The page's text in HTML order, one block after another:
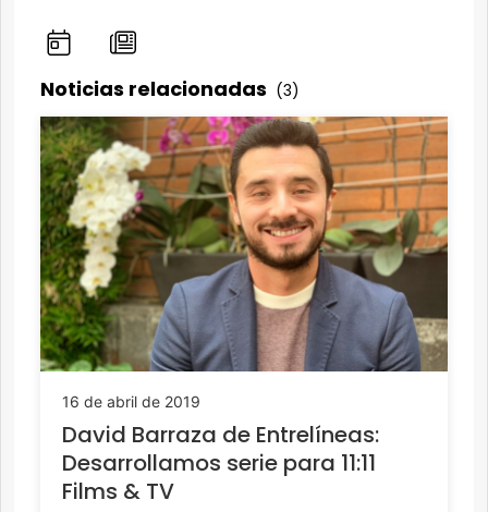
Noticias relacionadas (3)
16 de abril de 2019
David Barraza de Entrelíneas:
Desarrollamos serie para 11:11
Films & TV